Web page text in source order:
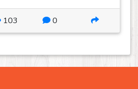
103 0